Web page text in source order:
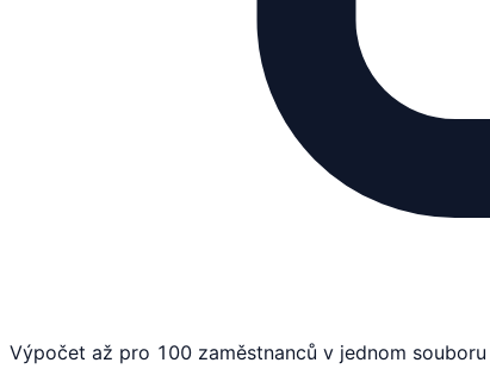
Výpočet až pro 100 zaměstnanců v jednom souboru